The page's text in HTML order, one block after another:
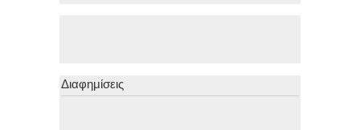
Διαφημίσεις